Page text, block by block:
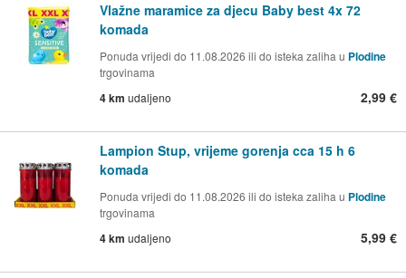
Vlažne maramice za djecu Baby best 4x 72
komada
Ponuda vrijedi do 11.08.2026 ili do isteka zaliha u Plodine
trgovinama
4 km udaljeno 2,99 €
Lampion Stup, vrijeme gorenja cca 15 h 6
komada
Ponuda vrijedi do 11.08.2026 ili do isteka zaliha u Plodine
trgovinama
4 km udaljeno 5,99 €